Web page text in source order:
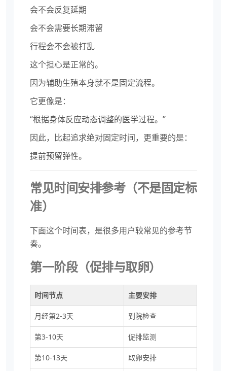
会不会反复延期
会不会需要长期滞留
行程会不会被打乱
这个担心是正常的。
因为辅助生殖本身就不是固定流程。
它更像是：
“根据身体反应动态调整的医学过程。”
因此，比起追求绝对固定时间，更重要的是：
提前预留弹性。
常见时间安排参考（不是固定标
准）
下面这个时间表，是很多用户较常见的参考节
奏。
第一阶段（促排与取卵）
时间节点 主要安排
月经第2-3天 到院检查
第3-10天 促排监测
第10-13天 取卵安排